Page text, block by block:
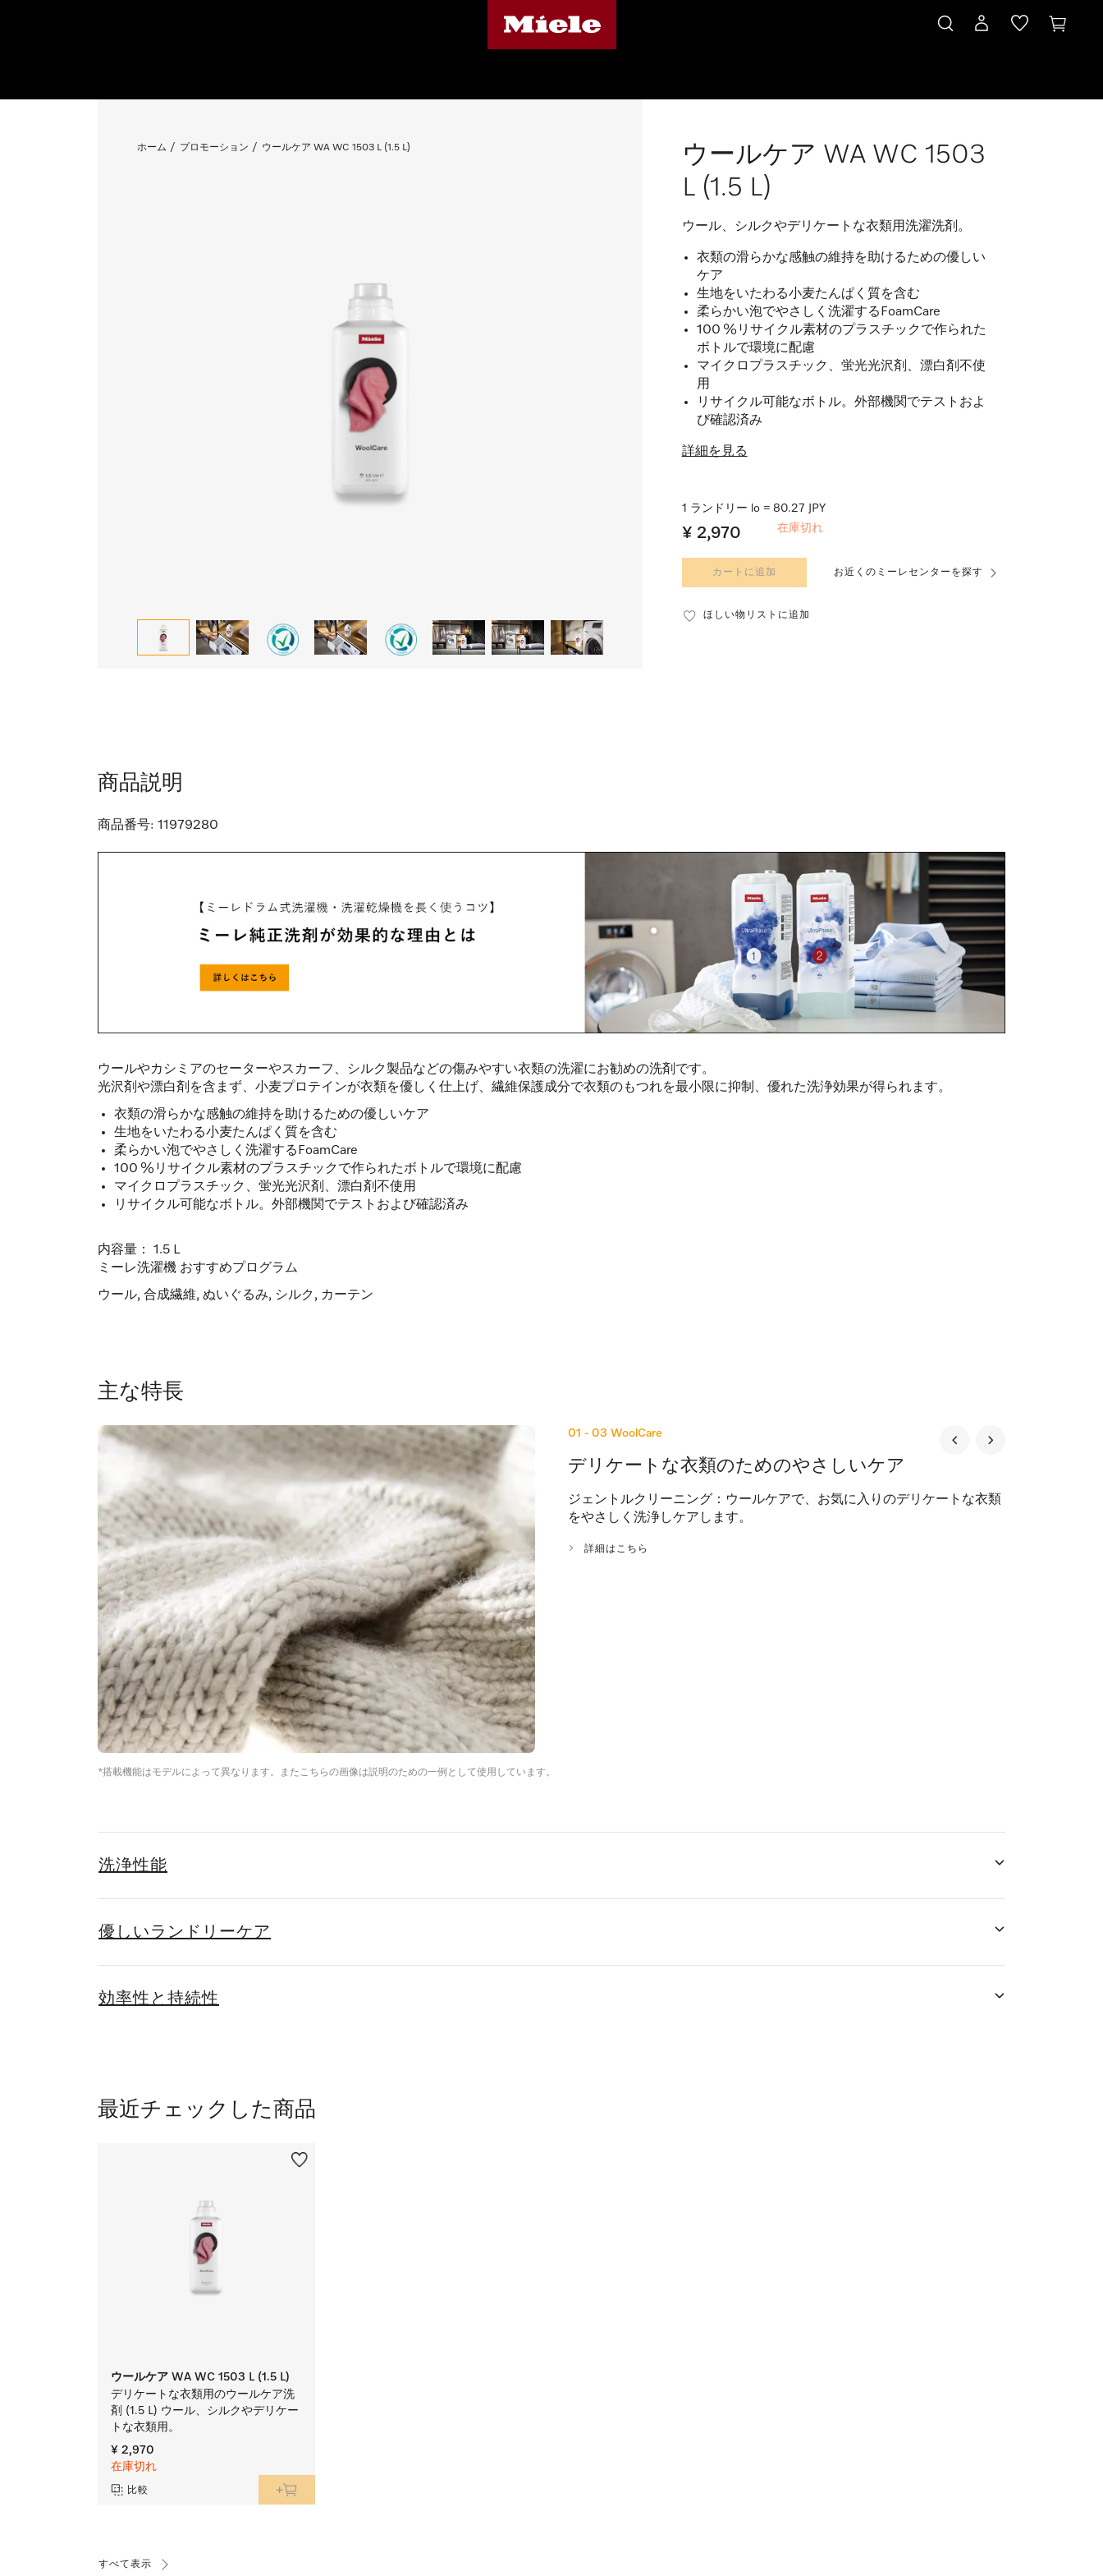
ホーム プロモーション ウールケア WA WC 1503 L (1.5 L)
ウールケア WA WC 1503
L (1.5 L)
ウール、シルクやデリケートな衣類用洗濯洗剤。
衣類の滑らかな感触の維持を助けるための優しい
ケア
生地をいたわる小麦たんぱく質を含む
柔らかい泡でやさしく洗濯するFoamCare
100 %リサイクル素材のプラスチックで作られた
ボトルで環境に配慮
マイクロプラスチック、蛍光光沢剤、漂白剤不使
用
リサイクル可能なボトル。外部機関でテストおよ
び確認済み
詳細を見る
1 ランドリー lo = 80.27 JPY
¥ 2,970 在庫切れ
カートに追加 お近くのミーレセンターを探す
ほしい物リストに追加
商品説明
商品番号: 11979280
ウールやカシミアのセーターやスカーフ、シルク製品などの傷みやすい衣類の洗濯にお勧めの洗剤です。
光沢剤や漂白剤を含まず、小麦プロテインが衣類を優しく仕上げ、繊維保護成分で衣類のもつれを最小限に抑制、優れた洗浄効果が得られます。
衣類の滑らかな感触の維持を助けるための優しいケア
生地をいたわる小麦たんぱく質を含む
柔らかい泡でやさしく洗濯するFoamCare
100 %リサイクル素材のプラスチックで作られたボトルで環境に配慮
マイクロプラスチック、蛍光光沢剤、漂白剤不使用
リサイクル可能なボトル。外部機関でテストおよび確認済み
内容量： 1.5Ｌ
ミーレ洗濯機 おすすめプログラム
ウール, 合成繊維, ぬいぐるみ, シルク, カーテン
主な特長
01 - 03 WoolCare
デリケートな衣類のためのやさしいケア
ジェントルクリーニング：ウールケアで、お気に入りのデリケートな衣類
をやさしく洗浄しケアします。
詳細はこちら
*搭載機能はモデルによって異なります。またこちらの画像は説明のための一例として使用しています。
洗浄性能
優しいランドリーケア
効率性と持続性
最近チェックした商品
ウールケア WA WC 1503 L (1.5 L)
デリケートな衣類用のウールケア洗
剤 (1.5 L) ウール、シルクやデリケー
トな衣類用。
¥ 2,970
在庫切れ
比較
すべて表示